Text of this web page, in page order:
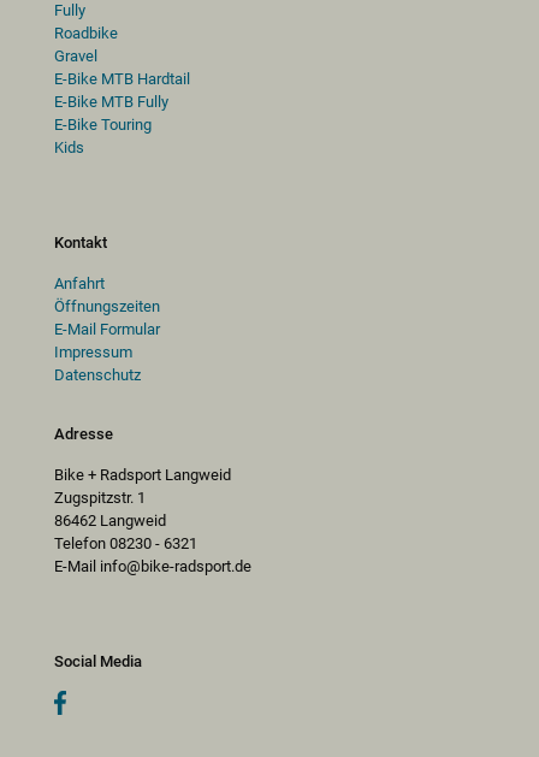
Fully
Roadbike
Gravel
E-Bike MTB Hardtail
E-Bike MTB Fully
E-Bike Touring
Kids
Kontakt
Anfahrt
Öffnungszeiten
E-Mail Formular
Impressum
Datenschutz
Adresse
Bike + Radsport Langweid
Zugspitzstr. 1
86462 Langweid
Telefon 08230 - 6321
E-Mail info@bike-radsport.de
Social Media